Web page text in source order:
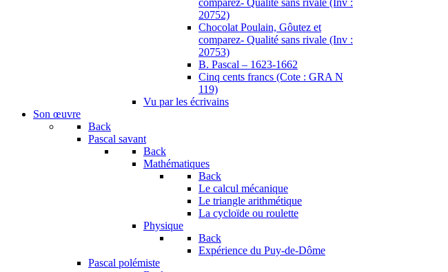
20752)
Chocolat Poulain, Gôutez et
comparez- Qualité sans rivale (Inv :
20753)
B. Pascal – 1623-1662
Cinq cents francs (Cote : GRA N
119)
Vu par les écrivains
Son œuvre
Back
Pascal savant
Back
Mathématiques
Back
Le calcul mécanique
Le triangle arithmétique
La cycloïde ou roulette
Physique
Back
Expérience du Puy-de-Dôme
Pascal polémiste